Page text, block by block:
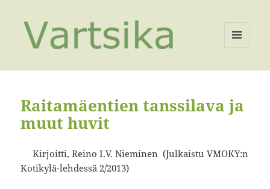
VIMPAIMET
Raitamäentien tanssilava ja
muut huvit
Kirjoitti, Reino I.V. Nieminen (Julkaistu VMOKY:n
Kotikylä-lehdessä 2/2013)